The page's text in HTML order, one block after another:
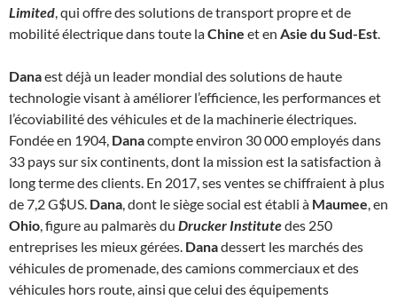
Limited , qui offre des solutions de transport propre et de
mobilité électrique dans toute laChine et en Asie du Sud-Est
Danaest déjà un leader mondial des solutions de haute
technologie visant à améliorer l’efficience, les performances et
l’écoviabilité des véhicules et de la machinerie électriques.
Fondée en 1904, Danacompte environ 30 000 employés dans
33 pays sur six continents, dont la mission est la satisfaction à
long terme des clients. En 2017, ses ventes se chiffraient à plus
de 7,2 G$US. Dana , dont le siège social est établi à Maumee , en
Ohio , figure au palmarès du Drucker Institutedes 250
entreprises les mieux gérées. Danadessert les marchés des
véhicules de promenade, des camions commerciaux et des
véhicules hors route, ainsi que celui des équipements